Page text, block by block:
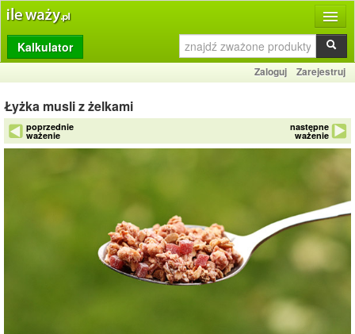
Produkty
Dziennik
Przelicznik
Porównywarka
Kalkulator
Zaloguj Zarejestruj
Łyżka musli z żelkami
poprzednie
ważenie
następne
ważenie